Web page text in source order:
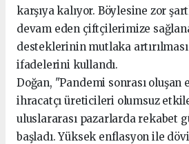
karşıya kalıyor. Böylesine zor
devam eden çiftçilerimize
desteklerinin mutlaka
ifadelerini kullandı.
Doğan, "Pandemi sonrası oluşan
ihracatçı üreticileri olumsuz
uluslararası pazarlarda rekabet
başladı. Yüksek enflasyon ile